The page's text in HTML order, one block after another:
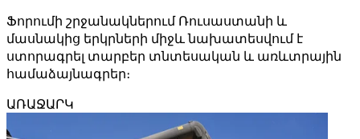
Ֆորումի շրջանակներում Ռուսաստանի և
մասնակից երկրների միջև նախատեսվում է
ստորագրել տարբեր տնտեսական և առևտրային
համաձայնագրեր։
ԱՌԱՋԱՐԿ